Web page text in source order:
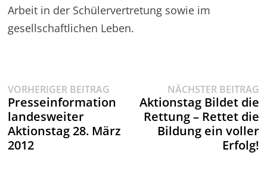
Arbeit in der Schülervertretung sowie im
gesellschaftlichen Leben.
Beitragsnavigation
VORHERIGER BEITRAG
Beitrag:
Presseinformation
landesweiter
Aktionstag 28. März
2012
NÄCHSTER BEITRAG
Aktionstag Bildet die
Rettung – Rettet die
Bildung ein voller
Erfolg!